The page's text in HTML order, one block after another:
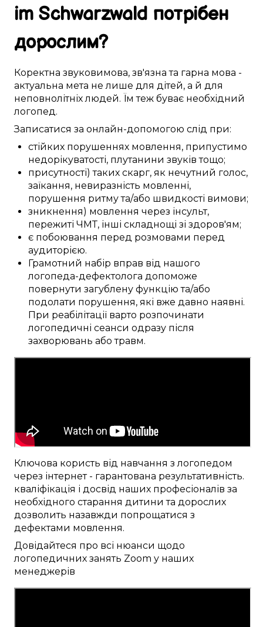
im Schwarzwald потрібен
дорослим?
Коректна звуковимова, зв'язна та гарна мова -
актуальна мета не лише для дітей, а й для
неповнолітніхлюдей. Їмтеж буває необхідний
логопед.
Записатися за онлайн-допомогою слід при:
стійких порушеннях мовлення, припустимо
недорікуватості, плутанини звуків тощо;
присутності) таких скарг, як нечутний голос,
заїкання, невиразність мовленні,
порушення ритмута/або швидкості вимови;
зникнення) мовлення через інсульт,
пережиті ЧМТ, інші складнощі зі здоров'ям;
є побоювання перед розмовами перед
аудиторією.
Грамотний набір вправ від нашого
логопеда-дефектолога допоможе
повернути загублену функцію та/або
подолати порушення, які вже давно наявні.
При реабілітації варто розпочинати
логопедичні сеанси одразу після
захворювань або травм.
Ключова користь від навчання з логопедом
через інтернет- гарантована результативність.
кваліфікація і досвід наших професіоналів за
необхідного старання дитини та дорослих
дозволить назавжди попрощатися з
дефектами мовлення.
Довідайтеся про всі нюанси щодо
логопедичних занять Zoom у наших
менеджерів